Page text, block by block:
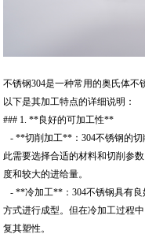
不锈钢304是一种常用的奥氏体不
以下是其加工特点的详细说明：
### 1. **良好的可加工性**
- **切削加工**：304不锈钢的切
此需要选择合适的材料和切削参
度和较大的进给量。
- **冷加工**：304不锈钢具有
方式进行成型。但在冷加工过程
复其塑性。